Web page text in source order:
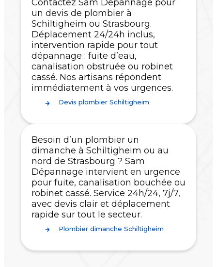
Contactez Sam Dépannage pour
un devis de plombier à
Schiltigheim ou Strasbourg.
Déplacement 24/24h inclus,
intervention rapide pour tout
dépannage : fuite d’eau,
canalisation obstruée ou robinet
cassé. Nos artisans répondent
immédiatement à vos urgences.
Devis plombier Schiltigheim
Besoin d’un plombier un
dimanche à Schiltigheim ou au
nord de Strasbourg ? Sam
Dépannage intervient en urgence
pour fuite, canalisation bouchée ou
robinet cassé. Service 24h/24, 7j/7,
avec devis clair et déplacement
rapide sur tout le secteur.
Plombier dimanche Schiltigheim